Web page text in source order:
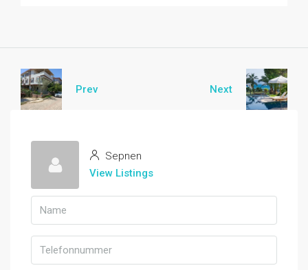
Prev Next
Sepnen
View Listings